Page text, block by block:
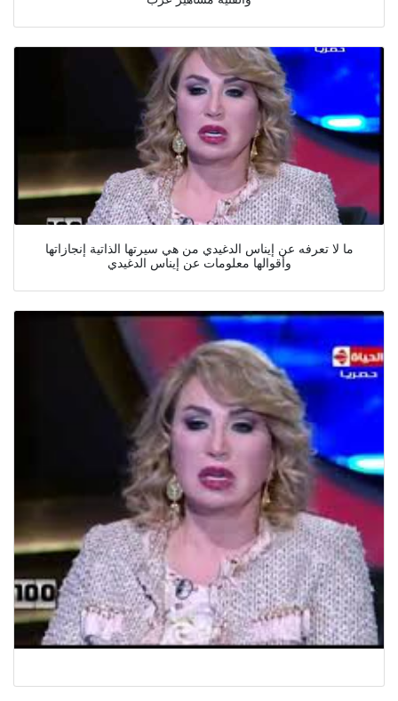
ما لا تعرفه عن إيناس الدغيدي من هي سيرتها الذاتية إنجازاتها
وأقوالها معلومات عن إيناس الدغيدي